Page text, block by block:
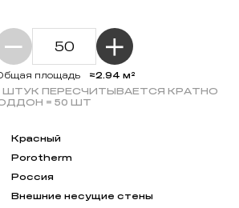
площадь
≈2.94 м²
ПЕРЕСЧИТЫВАЕТСЯ КРАТНО
= 50 ШТ
Красный
Porotherm
Россия
Внешние несущие стены